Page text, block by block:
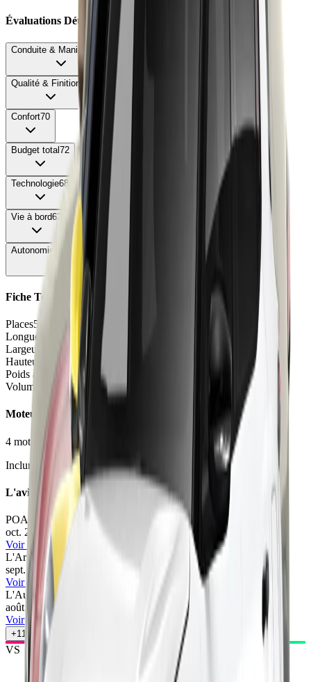
Évaluations Détaillées
Conduite & Maniabilité 78
Qualité & Finition 65
Confort70
Budget total72
Technologie68
Vie à bord62
Autonomie & Recharge 64
Fiche Technique
Places5 places
Longueur
4.19 - 4.23
m
Largeur
Hauteur
1.53 - 1.55
Poids à vide
1241 - 1325
Volume coffre
456 L
Moteurs et Finitions
4 motorisation s •10
Inclure Malus 2026
L'avis des experts
POA
/100
oct. 2025
• Renaud Roubaudi & Julien Rosburger
Voir l'article
L'Argus 71/100
sept. 2025 • Quentin Cazergues
Voir l'article
L'Auto-Journal
août 2025
•Camille Pin
Voir l'article
+11 autres avis
VS